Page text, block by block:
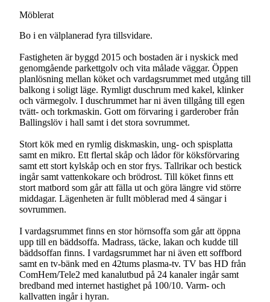
Möblerat
Bo i en välplanerad fyra tillsvidare.
Fastigheten är byggd 2015 och bostaden är i nyskick med
genomgående parkettgolv och vita målade väggar. Öppen
planlösning mellan köket och vardagsrummet med utgång till
balkong i soligt läge. Rymligt duschrum med kakel, klinker
och värmegolv. I duschrummet har ni även tillgång till egen
tvätt- och torkmaskin. Gott om förvaring i garderober från
Ballingslöv i hall samt i det stora sovrummet.
Stort kök med en rymlig diskmaskin, ung- och spisplatta
samt en mikro. Ett flertal skåp och lådor för köksförvaring
samt ett stort kylskåp och en stor frys. Tallrikar och bestick
ingår samt vattenkokare och brödrost. Till köket finns ett
stort matbord som går att fälla ut och göra längre vid större
middagar. Lägenheten är fullt möblerad med 4 sängar i
sovrummen.
I vardagsrummet finns en stor hörnsoffa som går att öppna
upp till en bäddsoffa. Madrass, täcke, lakan och kudde till
bäddsoffan finns. I vardagsrummet har ni även ett soffbord
samt en tv-bänk med en 42tums plasma-tv. TV bas HD från
ComHem/Tele2 med kanalutbud på 24 kanaler ingår samt
bredband med internet hastighet på 100/10. Varm- och
kallvatten ingår i hyran.